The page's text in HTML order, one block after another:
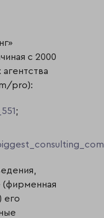
с 2000
pro):
;
(фирменная
его